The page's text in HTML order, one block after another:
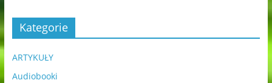
Kategorie
ARTYKUŁY
Audiobooki